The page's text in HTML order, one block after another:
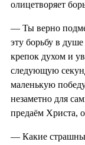
олицетворяет
— Ты верно
эту борьбу в душе
крепок духом и
следующую
маленькую
незаметно для
предаём Христа,
— Какие